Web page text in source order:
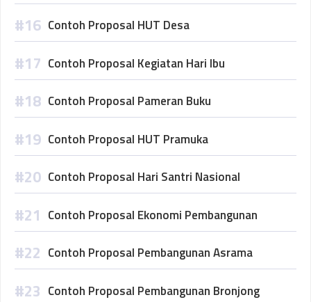
Contoh Proposal HUT Desa
Contoh Proposal Kegiatan Hari Ibu
Contoh Proposal Pameran Buku
Contoh Proposal HUT Pramuka
Contoh Proposal Hari Santri Nasional
Contoh Proposal Ekonomi Pembangunan
Contoh Proposal Pembangunan Asrama
Contoh Proposal Pembangunan Bronjong